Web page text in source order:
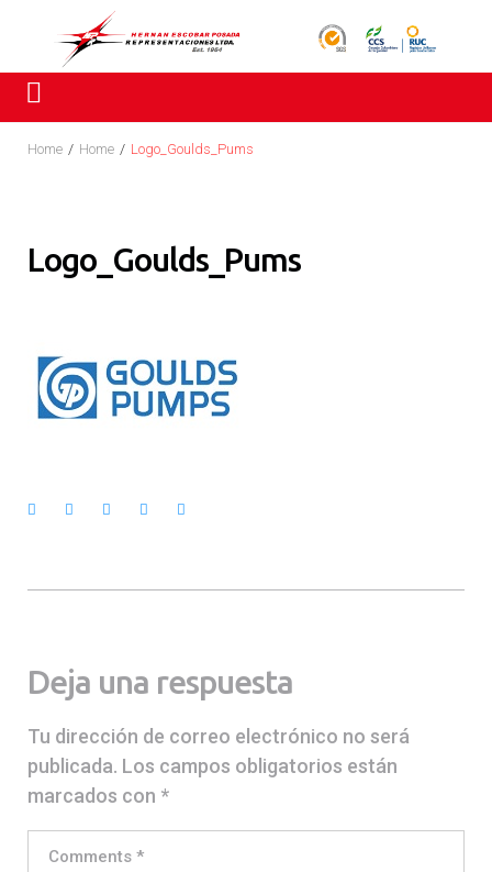
content
Home / Home / Logo_Goulds_Pums
Logo_Goulds_Pums
Facebook
TwitterGoogle+LinkedInPinterest
Deja una respuesta
Tu dirección de correo electrónico no será
publicada. Los campos obligatorios están
marcados con *